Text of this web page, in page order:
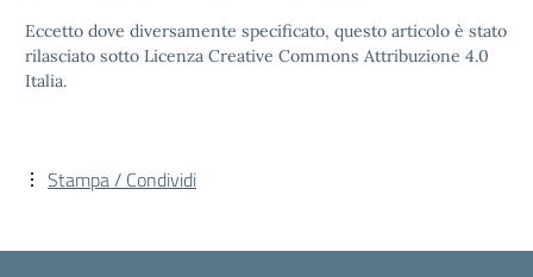
Eccetto dove diversamente specificato, questo articolo è stato
rilasciato sotto Licenza Creative Commons Attribuzione 4.0
Italia.
Stampa / Condividi